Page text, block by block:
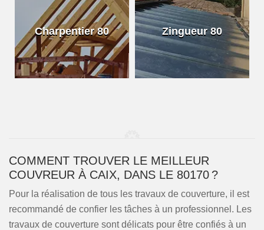
Charpentier 80 Zingueur 80
COMMENT TROUVER LE MEILLEUR
COUVREUR À CAIX, DANS LE 80170 ?
Pour la réalisation de tous les travaux de couverture, il est
recommandé de confier les tâches à un professionnel. Les
travaux de couverture sont délicats pour être confiés à un